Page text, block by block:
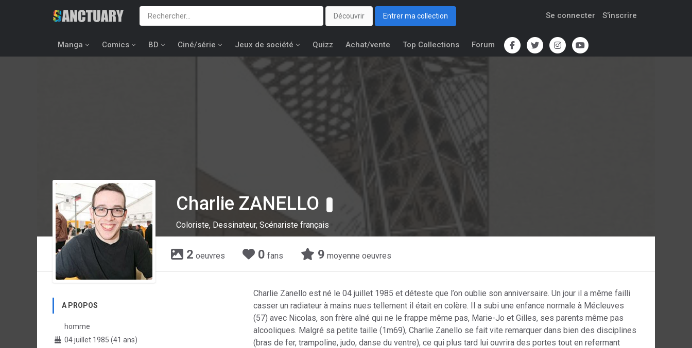
Découvrir Entrer ma collection Se connecter S'inscrire
Manga Comics BD Ciné/série Jeux de société Quizz Achat/vente Top Collections Forum
Charlie ZANELLO
Coloriste, Dessinateur, Scénariste français
2 oeuvres 0 fans 9 moyenne oeuvres
A PROPOS
homme
04 juillet 1985 (41 ans)
Charlie Zanello est né le 04 juillet 1985 et déteste que l’on oublie son anniversaire. Un jour il a même failli
casser un radiateur à mains nues tellement il était en colère. Il a subi une enfance normale à Mécleuves
(57) avec Nicolas, son frère aîné qui ne le frappe même pas, Marie-Jo et Gilles, ses parents même pas
alcooliques. Malgré sa petite taille (1m69), Charlie Zanello se fait vite remarquer dans bien des disciplines
(bras de fer, trampoline, judo, danse du ventre), ce qui plus tard lui ouvrira des portes tout en refermant